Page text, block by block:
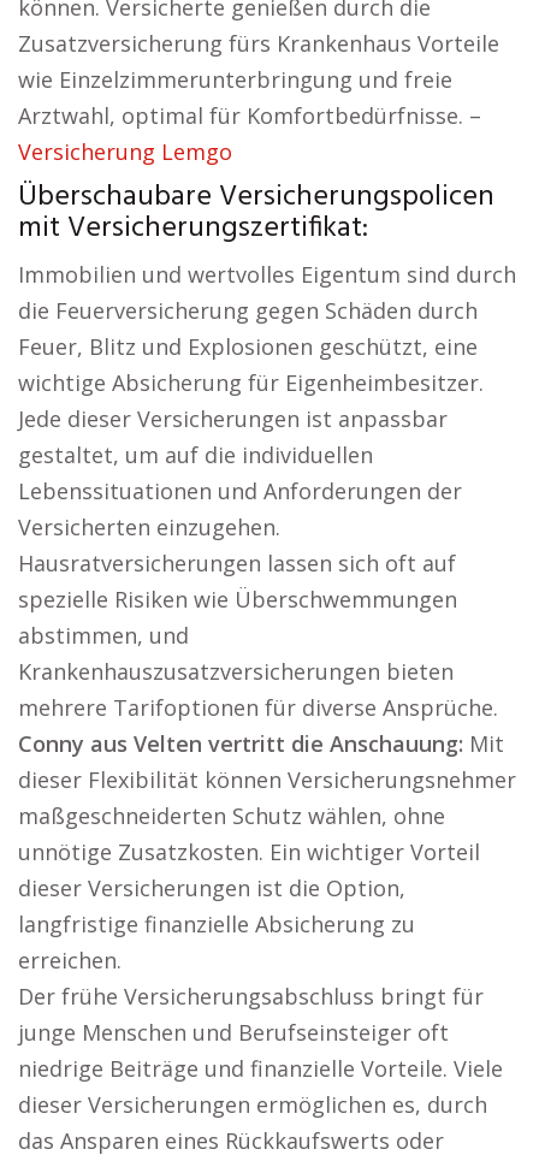
können. Versicherte genießen durch die
Zusatzversicherung fürs Krankenhaus Vorteile
wie Einzelzimmerunterbringung und freie
Arztwahl, optimal für Komfortbedürfnisse. –
Versicherung Lemgo
Überschaubare Versicherungspolicen
mit Versicherungszertifikat:
Immobilien und wertvolles Eigentum sind durch
die Feuerversicherung gegen Schäden durch
Feuer, Blitz und Explosionen geschützt, eine
wichtige Absicherung für Eigenheimbesitzer.
Jede dieser Versicherungen ist anpassbar
gestaltet, um auf die individuellen
Lebenssituationen und Anforderungen der
Versicherten einzugehen.
Hausratversicherungen lassen sich oft auf
spezielle Risiken wie Überschwemmungen
abstimmen, und
Krankenhauszusatzversicherungen bieten
mehrere Tarifoptionen für diverse Ansprüche.
Conny aus Velten vertritt die Anschauung: Mit
dieser Flexibilität können Versicherungsnehmer
maßgeschneiderten Schutz wählen, ohne
unnötige Zusatzkosten. Ein wichtiger Vorteil
dieser Versicherungen ist die Option,
langfristige finanzielle Absicherung zu
erreichen.
Der frühe Versicherungsabschluss bringt für
junge Menschen und Berufseinsteiger oft
niedrige Beiträge und finanzielle Vorteile. Viele
dieser Versicherungen ermöglichen es, durch
das Ansparen eines Rückkaufswerts oder